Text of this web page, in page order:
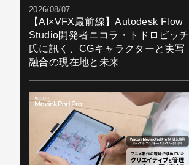
2026/08/07
【AI×VFX最前線】Autodesk Flow
Studio開発者ニコラ・トドロビッチ
氏に訊く、CGキャラクターと実写
融合の現在地と未来